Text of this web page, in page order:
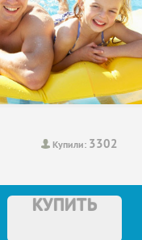
Купили: 3302
КУПИТЬ